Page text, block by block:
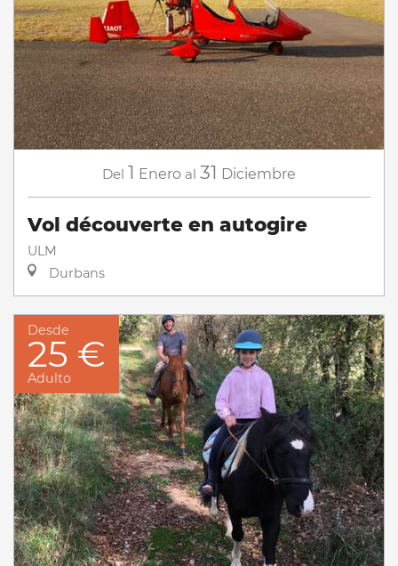
Del 1 Enero al 31 Diciembre
Vol découverte en autogire
ULM
Durbans
Desde
25 €
Adulto